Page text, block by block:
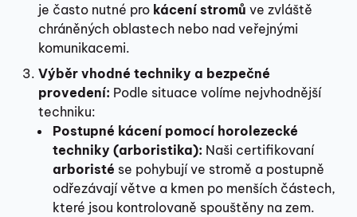
je často nutné pro kácení stromů ve zvláště
chráněných oblastech nebo nad veřejnými
komunikacemi.
Výběr vhodné techniky a bezpečné
provedení: Podle situace volíme nejvhodnější
techniku:
Postupné kácení pomocí horolezecké
techniky (arboristika): Naši certifikovaní
arboristé se pohybují ve stromě a postupně
odřezávají větve a kmen po menších částech,
které jsou kontrolovaně spouštěny na zem.